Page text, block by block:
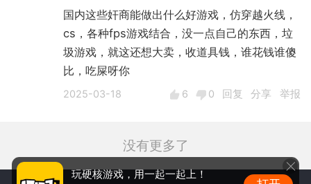
国内这些奸商能做出什么好游戏，仿穿越火线，
cs，各种fps游戏结合，没一点自己的东西，垃
圾游戏，就这还想大卖，收道具钱，谁花钱谁傻
比，吃屎呀你
2025-03-18 6 0 回复 分享 举报
没有更多了
玩硬核游戏，用一起一起上！